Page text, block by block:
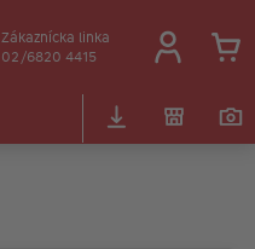
Zákaznícka linka
02/6820 4415